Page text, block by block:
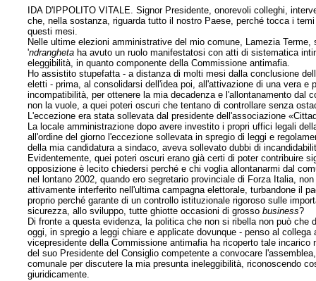
IDA D'IPPOLITO VITALE. Signor Presidente, onorevoli colleghi,
che, nella sostanza, riguarda tutto il nostro Paese, perché tocca i
questi mesi.
Nelle ultime elezioni amministrative del mio comune, Lamezia
'ndrangheta ha avuto un ruolo manifestatosi con atti di sistematica
eleggibilità, in quanto componente della Commissione antimafia.
Ho assistito stupefatta - a distanza di molti mesi dalla conclusione
eletti - prima, al consolidarsi dell'idea poi, all'attivazione di una vera
incompatibilità, per ottenere la mia decadenza e l'allontanamento dal
non la vuole, a quei poteri oscuri che tentano di controllare senza
L'eccezione era stata sollevata dal presidente dell'associazione
La locale amministrazione dopo avere investito i propri uffici legali
all'ordine del giorno l'eccezione sollevata in spregio di leggi e
della mia candidatura a sindaco, aveva sollevato dubbi di
Evidentemente, quei poteri oscuri erano già certi di poter contribuire
opposizione è lecito chiedersi perché e chi voglia allontanarmi dal
nel lontano 2002, quando ero segretario provinciale di Forza Italia,
attivamente interferito nell'ultima campagna elettorale, turbandone il
proprio perché garante di un controllo istituzionale rigoroso sulle
sicurezza, allo sviluppo, tutte ghiotte occasioni di grossobusiness?
Di fronte a questa evidenza, la politica che non si ribella non può
oggi, in spregio a leggi chiare e applicate dovunque - penso al
vicepresidente della Commissione antimafia ha ricoperto tale
del suo Presidente del Consiglio competente a convocare
comunale per discutere la mia presunta ineleggibilità, riconoscendo
giuridicamente.